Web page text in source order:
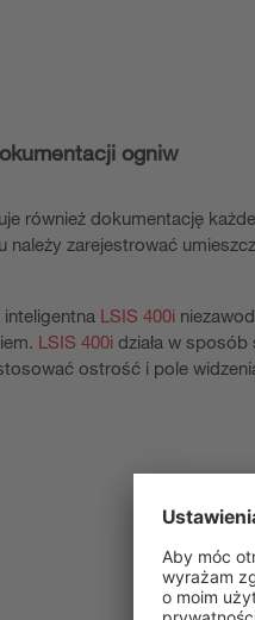
ogniw
również dokumentację
zarejestrować
inteligentna LSIS 400i
LSIS 400i działa w
ostrość i pole